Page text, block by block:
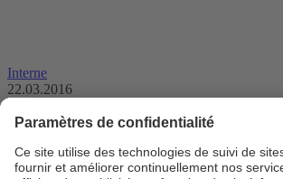
Interne
22.03.2016
Au cœur de l’action et
œuvre pour améliorer les